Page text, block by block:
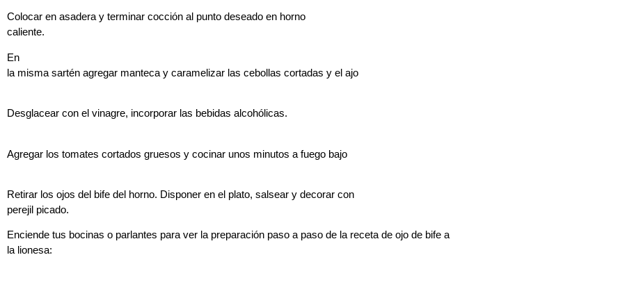
Colocar en asadera y terminar cocción al punto deseado en horno
caliente.
En
la misma sartén agregar manteca y caramelizar las cebollas cortadas y el ajo
Desglacear con el vinagre, incorporar las bebidas alcohólicas.
Agregar los tomates cortados gruesos y cocinar unos minutos a fuego bajo
Retirar los ojos del bife del horno. Disponer en el plato, salsear y decorar con
perejil picado.
Enciende tus bocinas o parlantes paraver la preparación paso a paso de la receta de ojo de bife a
la lionesa: